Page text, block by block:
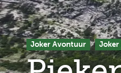
Joker Avontuur Joker